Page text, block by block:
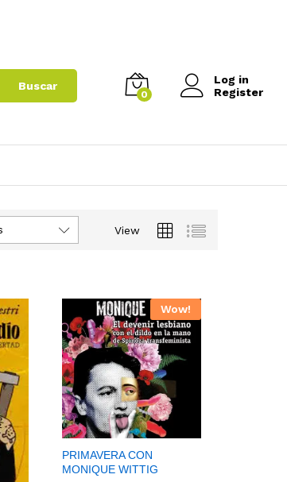
Buscar
0
Log in
Register
View
Wow!
PRIMAVERA CON
MONIQUE WITTIG